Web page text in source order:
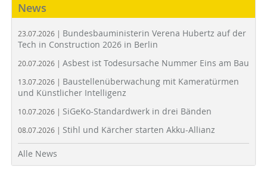
News
23.07.2026 | Bundesbauministerin Verena Hubertz auf der
Tech in Construction 2026 in Berlin
20.07.2026 | Asbest ist Todesursache Nummer Eins am Bau
13.07.2026 | Baustellenüberwachung mit Kameratürmen
und Künstlicher Intelligenz
10.07.2026 | SiGeKo-Standardwerk in drei Bänden
08.07.2026 | Stihl und Kärcher starten Akku-Allianz
Alle News